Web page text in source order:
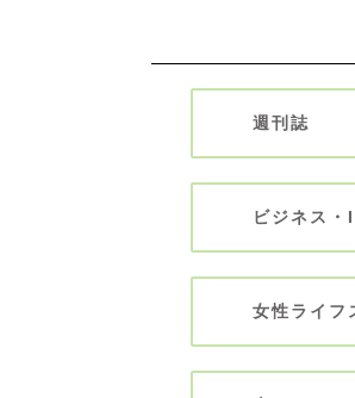
週刊誌
ビジネス
女性ライフ